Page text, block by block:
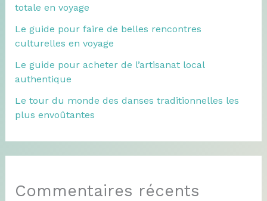
totale en voyage
Le guide pour faire de belles rencontres
culturelles en voyage
Le guide pour acheter de l’artisanat local
authentique
Le tour du monde des danses traditionnelles les
plus envoûtantes
Commentaires récents